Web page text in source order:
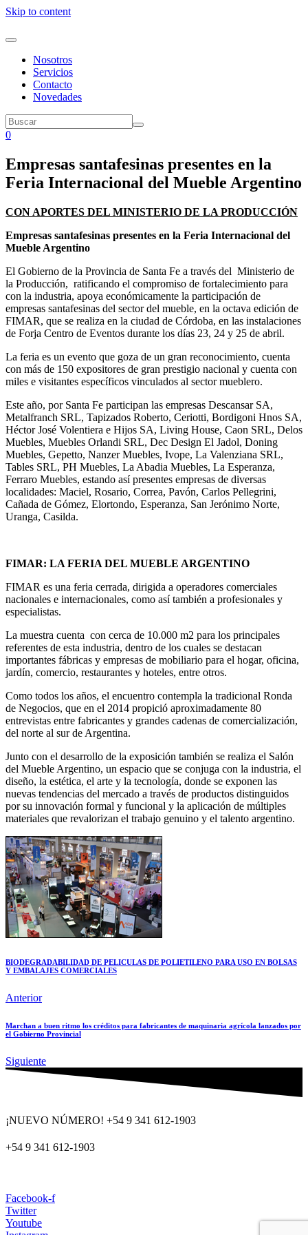
Skip to content
Nosotros
Servicios
Contacto
Novedades
0
Empresas santafesinas presentes en la
Feria Internacional del Mueble Argentino
CON APORTES DEL MINISTERIO DE LA PRODUCCIÓN
Empresas santafesinas presentes en la Feria Internacional del
Mueble Argentino
El Gobierno de la Provincia de Santa Fe a través del Ministerio de
la Producción, ratificando el compromiso de fortalecimiento para
con la industria, apoya económicamente la participación de
empresas santafesinas del sector del mueble, en la octava edición de
FIMAR, que se realiza en la ciudad de Córdoba, en las instalaciones
de Forja Centro de Eventos durante los días 23, 24 y 25 de abril.
La feria es un evento que goza de un gran reconocimiento, cuenta
con más de 150 expositores de gran prestigio nacional y cuenta con
miles e visitantes específicos vinculados al sector mueblero.
Este año, por Santa Fe participan las empresas Descansar SA,
Metalfranch SRL, Tapizados Roberto, Ceriotti, Bordigoni Hnos SA,
Héctor José Volentiera e Hijos SA, Living House, Caon SRL, Delos
Muebles, Muebles Orlandi SRL, Dec Design El Jadol, Doning
Muebles, Gepetto, Nanzer Muebles, Ivope, La Valenziana SRL,
Tables SRL, PH Muebles, La Abadia Muebles, La Esperanza,
Ferraro Muebles, estando así presentes empresas de diversas
localidades: Maciel, Rosario, Correa, Pavón, Carlos Pellegrini,
Cañada de Gómez, Elortondo, Esperanza, San Jerónimo Norte,
Uranga, Casilda.
FIMAR: LA FERIA DEL MUEBLE ARGENTINO
FIMAR es una feria cerrada, dirigida a operadores comerciales
nacionales e internacionales, como así también a profesionales y
especialistas.
La muestra cuenta con cerca de 10.000 m2 para los principales
referentes de esta industria, dentro de los cuales se destacan
importantes fábricas y empresas de mobiliario para el hogar, oficina,
jardín, comercio, restaurantes y hoteles, entre otros.
Como todos los años, el encuentro contempla la tradicional Ronda
de Negocios, que en el 2014 propició aproximadamente 80
entrevistas entre fabricantes y grandes cadenas de comercialización,
del norte al sur de Argentina.
Junto con el desarrollo de la exposición también se realiza el Salón
del Mueble Argentino, un espacio que se conjuga con la industria, el
diseño, la estética, el arte y la tecnología, donde se exponen las
nuevas tendencias del mercado a través de productos distinguidos
por su innovación formal y funcional y la aplicación de múltiples
materiales que revalorizan el trabajo genuino y el talento argentino.
BIODEGRADABILIDAD DE PELICULAS DE POLIETILENO PARA USO EN BOLSAS
Y EMBALAJES COMERCIALES
Anterior
Marchan a buen ritmo los créditos para fabricantes de maquinaria agrícola lanzados por
el Gobierno Provincial
Siguiente
¡NUEVO NÚMERO! +54 9 341 612-1903
+54 9 341 612-1903
Facebook-f
Twitter
Youtube